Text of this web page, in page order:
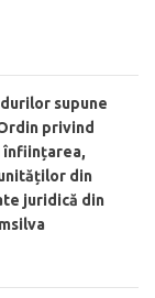
supune
privind
din
juridică din